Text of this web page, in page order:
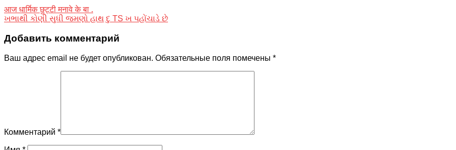
आज धार्मिक छुट्टी मनावे के बा .
ખભાથી કોણી સુધી જમણો હાથ દુ TS ખ પહોંચાડે છે
Добавить комментарий
Ваш адрес email не будет опубликован. Обязательные поля помечены *
Комментарий *